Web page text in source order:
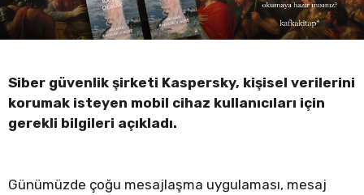
Siber güvenlik şirketi Kaspersky, kişisel verilerini
korumak isteyen mobil cihaz kullanıcıları için
gerekli bilgileri açıkladı.
Günümüzde çoğu mesajlaşma uygulaması, mesaj